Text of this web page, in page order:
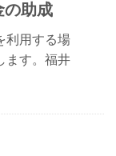
の助成
利用する場
ます。福井